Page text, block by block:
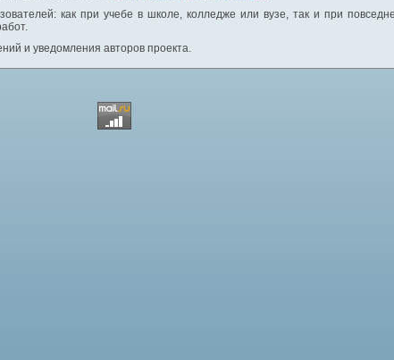
как при учебе в школе, колледже или вузе, так и при
и уведомления авторов проекта.